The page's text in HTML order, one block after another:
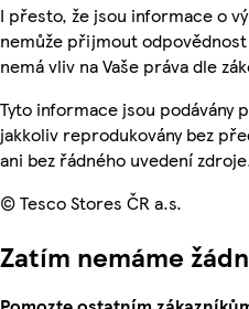
I přesto, že jsou informace o
nemůže přijmout
nemá vliv na Vaše práva dle
Tyto informace jsou podávány
jakkoliv reprodukovány bez
ani bez řádného uvedení
© Tesco Stores ČR a.s.
Zatím nemáme